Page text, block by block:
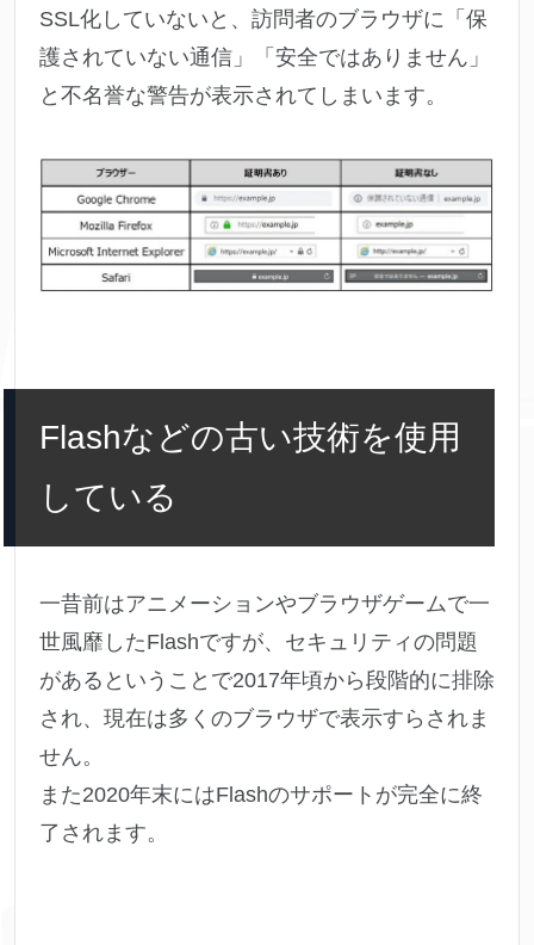
SSL化していないと、訪問者のブラウザに「保
護されていない通信」「安全ではありません」
と不名誉な警告が表示されてしまいます。
Flashなどの古い技術を使用
している
一昔前はアニメーションやブラウザゲームで一
世風靡したFlashですが、セキュリティの問題
があるということで2017年頃から段階的に排除
され、現在は多くのブラウザで表示すらされま
せん。
また2020年末にはFlashのサポートが完全に終
了されます。